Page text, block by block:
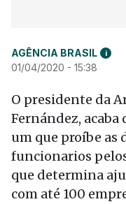
AGÊNCIA BRASIL i
01/04/2020 - 15:38
O presidente da
Fernández,
um que proíbe as
funcionarios
que determina
com até 100